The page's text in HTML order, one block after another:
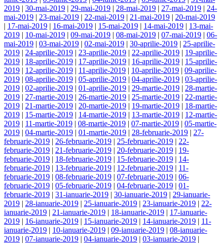
2019 | 30-mai-2019 | 29-mai-2019 | 28-mai-2019 | 27-mai-2019 | 24-
mai-2019 | 23-mai-2019 | 22-mai-2019 | 21-mai-2019 | 20-mai-2019
| 17-mai-2019 | 16-mai-2019 | 15-mai-2019 | 14-mai-2019 | 13-mai-
2019 | 10-mai-2019 | 09-mai-2019 | 08-mai-2019 | 07-mai-2019 | 06-
mai-2019 | 03-mai-2019 | 02-mai-2019 | 30-aprilie-2019 | 25-aprilie-
2019 | 24-aprilie-2019 | 23-aprilie-2019 | 22-aprilie-2019 | 19-aprilie-
2019 | 18-aprilie-2019 | 17-aprilie-2019 | 16-aprilie-2019 | 15-aprilie-
2019 | 12-aprilie-2019 | 11-aprilie-2019 | 10-aprilie-2019 | 09-aprilie-
2019 | 08-aprilie-2019 | 05-aprilie-2019 | 04-aprilie-2019 | 03-aprilie-
2019 | 02-aprilie-2019 | 01-aprilie-2019 | 29-martie-2019 | 28-martie-
2019 | 27-martie-2019 | 26-martie-2019 | 25-martie-2019 | 22-martie-
2019 | 21-martie-2019 | 20-martie-2019 | 19-martie-2019 | 18-martie-
2019 | 15-martie-2019 | 14-martie-2019 | 13-martie-2019 | 12-martie-
2019 | 11-martie-2019 | 08-martie-2019 | 07-martie-2019 | 05-martie-
2019 | 04-martie-2019 | 01-martie-2019 | 28-februarie-2019 | 27-
februarie-2019 | 26-februarie-2019 | 25-februarie-2019 | 22-
februarie-2019 | 21-februarie-2019 | 20-februarie-2019 | 19-
februarie-2019 | 18-februarie-2019 | 15-februarie-2019 | 14-
februarie-2019 | 13-februarie-2019 | 12-februarie-2019 | 11-
februarie-2019 | 08-februarie-2019 | 07-februarie-2019 | 06-
februarie-2019 | 05-februarie-2019 | 04-februarie-2019 | 01-
februarie-2019 | 31-ianuarie-2019 | 30-ianuarie-2019 | 29-ianuarie-
2019 | 28-ianuarie-2019 | 25-ianuarie-2019 | 23-ianuarie-2019 | 22-
ianuarie-2019 | 21-ianuarie-2019 | 18-ianuarie-2019 | 17-ianuarie-
2019 | 16-ianuarie-2019 | 15-ianuarie-2019 | 14-ianuarie-2019 | 11-
ianuarie-2019 | 10-ianuarie-2019 | 09-ianuarie-2019 | 08-ianuarie-
2019 | 07-ianuarie-2019 | 04-ianuarie-2019 | 03-ianuarie-2019 |